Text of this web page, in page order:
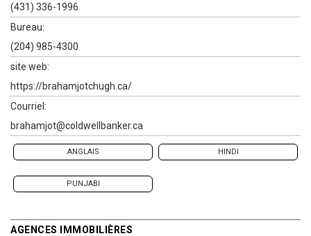
(431) 336-1996
Bureau:
(204) 985-4300
site web:
https://brahamjotchugh.ca/
Courriel:
brahamjot@coldwellbanker.ca
ANGLAIS HINDI
PUNJABI
AGENCES IMMOBILIÈRES